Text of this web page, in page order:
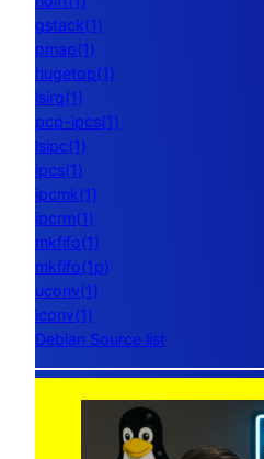
gstack(1)
pmap(1)
hugetop(1)
lsirq(1)
pcp-ipcs(1)
lsipc(1)
ipcs(1)
ipcmk(1)
ipcrm(1)
mkfifo(1)
mkfifo(1p)
uconv(1)
iconv(1)
Debian Source list